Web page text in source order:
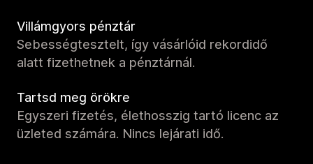
Villámgyors pénztár
Sebességtesztelt, így vásárlóid rekordidő
alatt fizethetnek a pénztárnál.
Tartsd meg örökre
Egyszeri fizetés, élethosszig tartó licenc az
üzleted számára. Nincs lejárati idő.